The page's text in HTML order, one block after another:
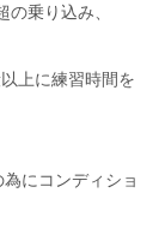
乗り込み、
上に練習時間を
にコンディショ